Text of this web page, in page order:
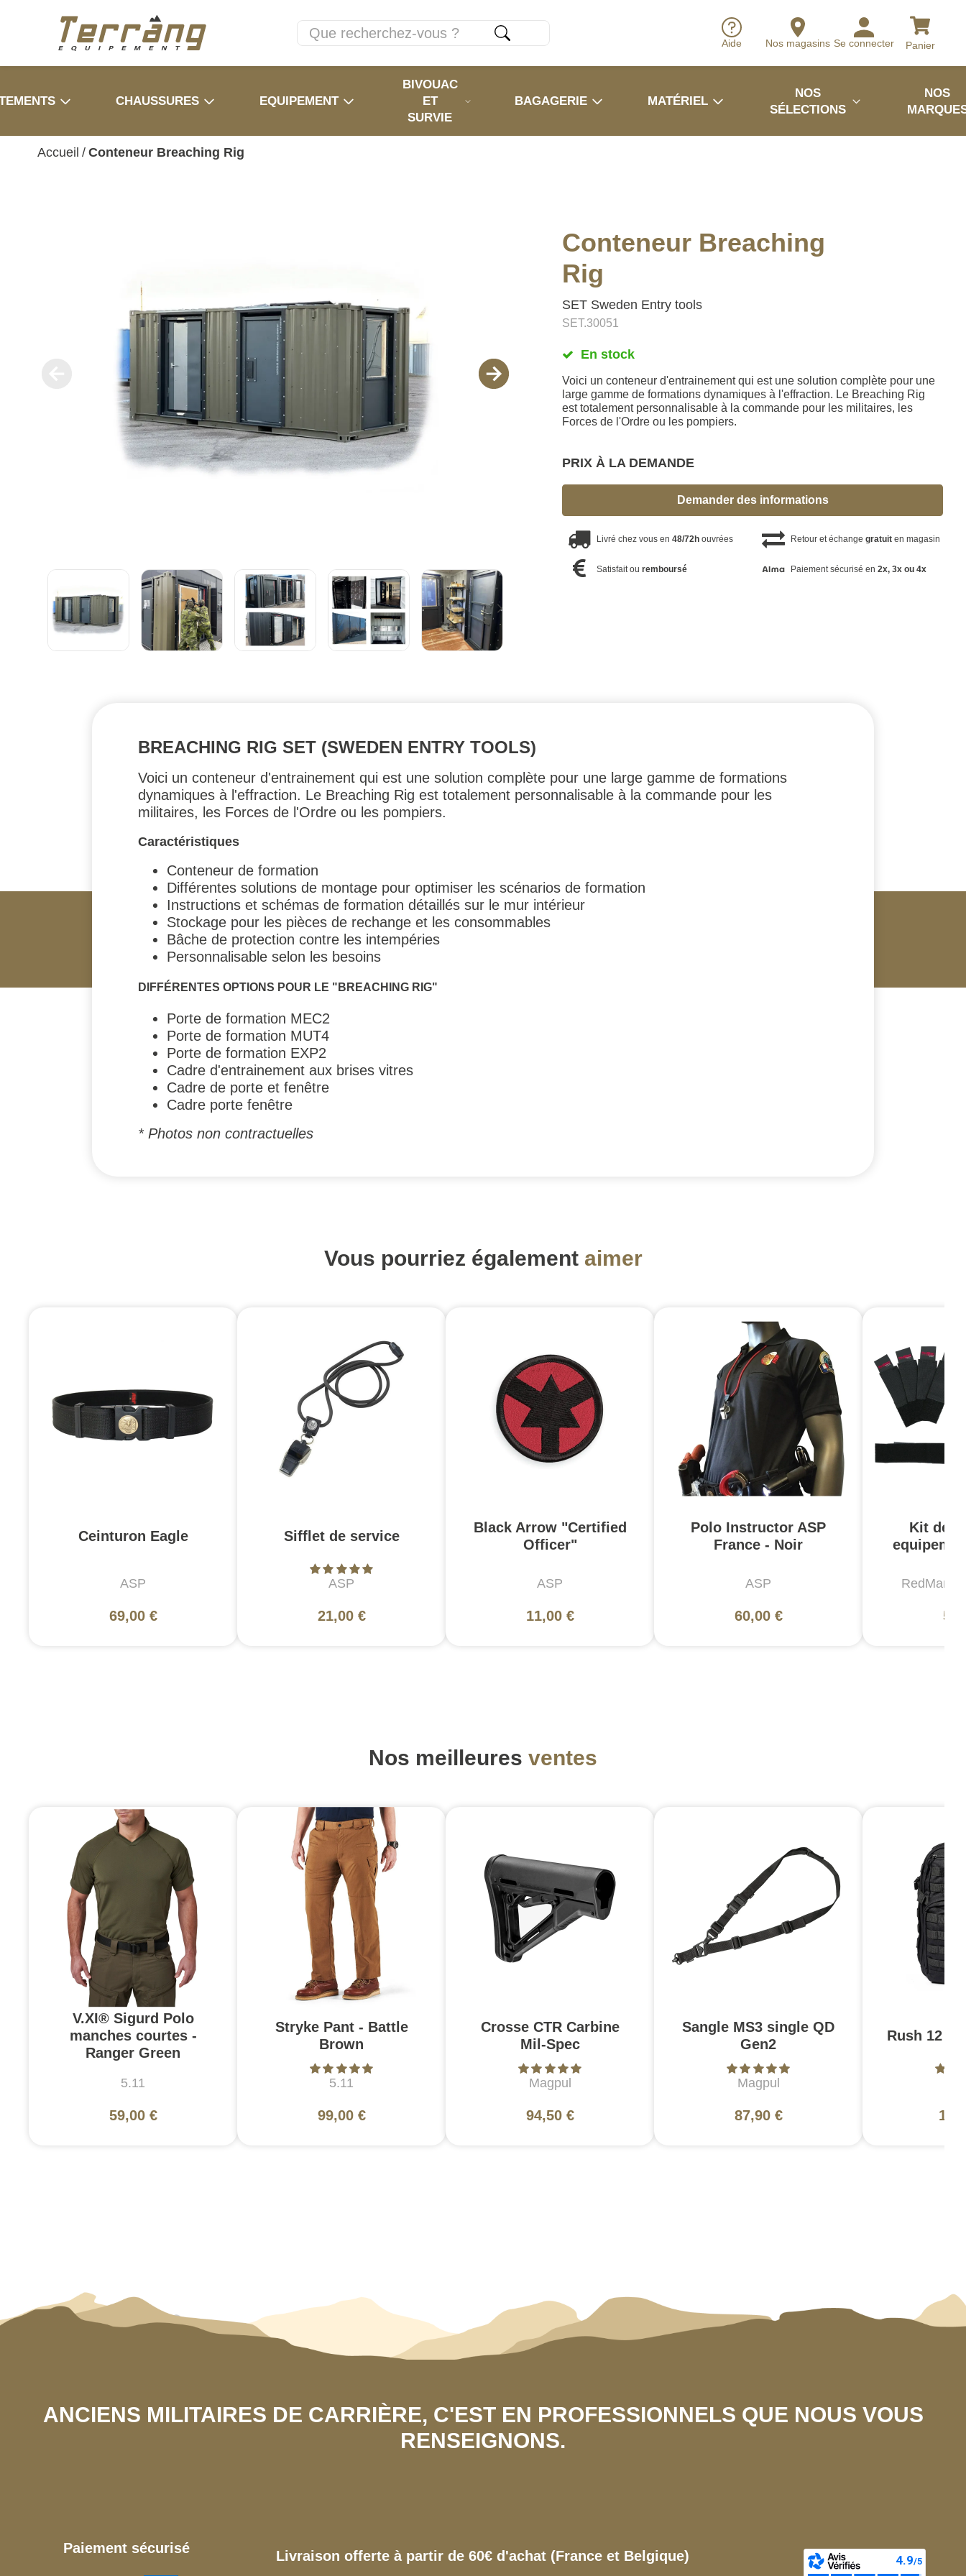
Aide Nos magasins Se connecter Panier
CHAUSSURES EQUIPEMENT
BIVOUAC
ET
SURVIE
BAGAGERIE MATÉRIEL
NOS
SÉLECTIONS
NOS
Accueil / Conteneur Breaching Rig
Conteneur Breaching
Rig
SET Sweden Entry tools
SET.30051
En stock
Voici un conteneur d'entrainement qui est une solution complète pour une
large gamme de formations dynamiques à l'effraction. Le Breaching Rig
est totalement personnalisable à la commande pour les militaires, les
Forces de l'Ordre ou les pompiers.
PRIX À LA DEMANDE
Demander des informations
Livré chez vous en48/72h ouvrées Retour et échange gratuiten magasin
Satisfait ouremboursé Paiement sécurisé en 2x, 3x ou 4x
BREACHING RIG SET (SWEDEN ENTRY TOOLS)
Voici un conteneur d'entrainement qui est une solution complète pour une large gamme de formations
dynamiques à l'effraction. Le Breaching Rig est totalement personnalisable à la commande pour les
militaires, les Forces de l'Ordre ou les pompiers.
Caractéristiques
Conteneur de formation
Différentes solutions de montage pour optimiser les scénarios de formation
Instructions et schémas de formation détaillés sur le mur intérieur
Stockage pour les pièces de rechange et les consommables
Bâche de protection contre les intempéries
Personnalisable selon les besoins
DIFFÉRENTES OPTIONS POUR LE "BREACHING RIG"
Porte de formation MEC2
Porte de formation MUT4
Porte de formation EXP2
Cadre d'entrainement aux brises vitres
Cadre de porte et fenêtre
Cadre porte fenêtre
* Photos non contractuelles
Vous pourriez également aimer
Ceinturon Eagle
ASP
69,00 €
Sifflet de service
ASP
21,00 €
Black Arrow "Certified
Officer"
ASP
11,00 €
Polo Instructor ASP
France - Noir
ASP
60,00 €
Kit de
RedMan
Nos meilleures ventes
V.XI® Sigurd Polo
manches courtes -
Ranger Green
5.11
59,00 €
Stryke Pant - Battle
Brown
5.11
99,00 €
Crosse CTR Carbine
Mil-Spec
Magpul
94,50 €
Sangle MS3 single QD
Gen2
Magpul
87,90 €
Rush 12
ANCIENS MILITAIRES DE CARRIÈRE, C'EST EN PROFESSIONNELS QUE NOUS VOUS
RENSEIGNONS.
Paiement sécurisé Livraison offerte à partir de 60€ d'achat (France et Belgique)